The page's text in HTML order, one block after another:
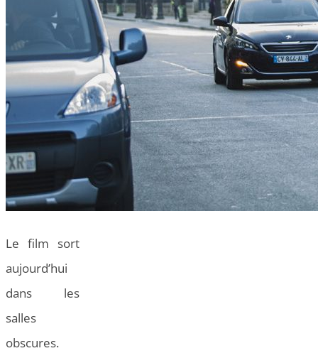
Le film sort
aujourd’hui
dans les
salles
obscures.